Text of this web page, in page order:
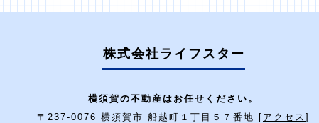
株式会社ライフスター
横須賀の不動産はお任せください。
〒237-0076 横須賀市 船越町１丁目５７番地 [ アクセス ]